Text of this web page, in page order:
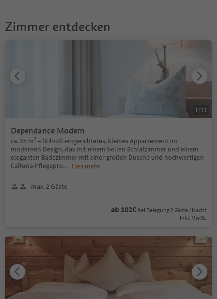
Zimmer entdecken
Dependance Modern
ca. 25 m² – Stilvoll eingerichtetes, kleines Appartement im
modernen Design, das mit einem hellen Schlafzimmer und einem
eleganten Badezimmer mit einer großen Dusche und hochwertigen
Calluna-Pflegepro... Lies mehr
max. 2 Gäste
ab 102€ bei Belegung 2 Gäste / Nacht
Inkl. MwSt.
1 /11